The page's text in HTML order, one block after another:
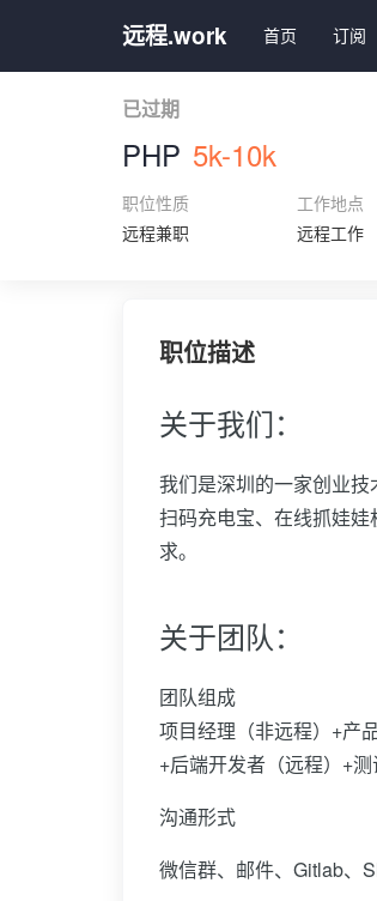
远程.work 首页 订阅
已过期
PHP 5k-10k
职位性质
远程兼职
工作地点
远程工作
职位描述
关于我们：
我们是深圳的一家创业
扫码充电宝、在线抓娃
求。
关于团队：
团队组成
项目经理（非远程）+产
+后端开发者（远程）+测
沟通形式
微信群、邮件、Gitlab、